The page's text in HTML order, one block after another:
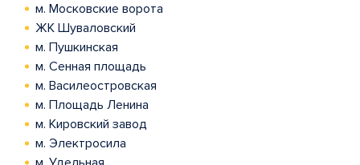
м. Московские ворота
ЖК Шуваловский
м. Пушкинская
м. Сенная площадь
м. Василеостровская
м. Площадь Ленина
м. Кировский завод
м. Электросила